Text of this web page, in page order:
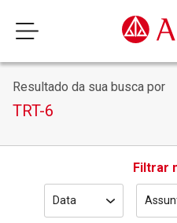
Resultado da sua busca por
TRT-6
Filtrar
Data